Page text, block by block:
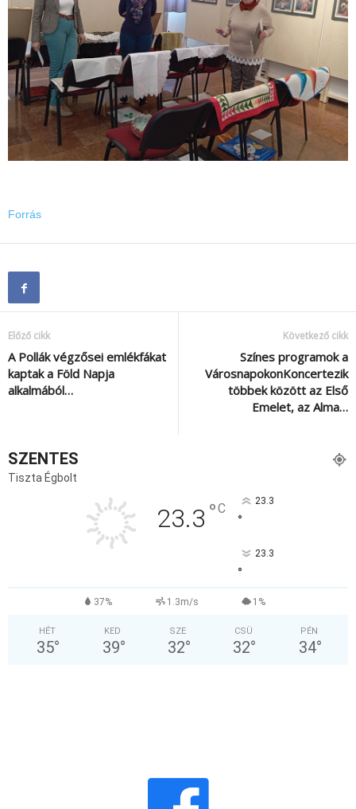
Forrás
Előző cikk
A Pollák végzősei emlékfákat
kaptak a Föld Napja
alkalmából…
Következő cikk
Színes programok a
VárosnapokonKoncertezik
többek között az Első
Emelet, az Alma…
SZENTES
Tiszta Égbolt
23.3 °C 23.3
°
23.3
°
37% 1.3m/s 1%
HÉT
35°
KED
39°
SZE
32°
CSÜ
32°
PÉN
34°